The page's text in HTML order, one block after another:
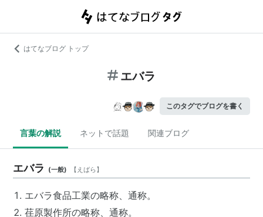
はてなブログ トップ
エバラ
このタグでブログを書く
言葉の解説 ネットで話題 関連ブログ
エバラ (一般) 【 えばら】
エバラ食品工業の略称、通称。
荏原製作所の略称、通称。